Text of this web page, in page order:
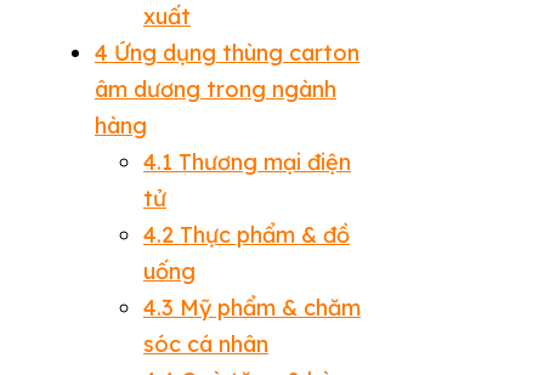
xuất
4 Ứng dụng thùng carton
âm dương trong ngành
hàng
4.1 Thương mại điện
tử
4.2 Thực phẩm & đồ
uống
4.3 Mỹ phẩm & chăm
sóc cá nhân